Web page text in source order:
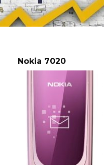
Nokia 7020